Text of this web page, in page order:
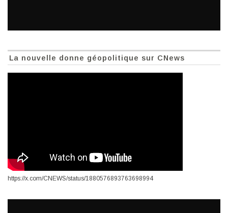
La nouvelle donne géopolitique sur CNews
https://x.com/CNEWS/status/1880576893763698994